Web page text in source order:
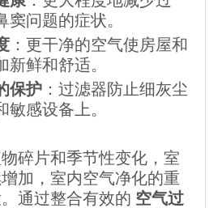
窦问题的症状。
：更干净的空气使房屋和
新鲜和舒适。
保护 ：过滤器防止细灰尘
敏感设备上。
碎片和季节性变化，室
加，室内空气净化的重
通过整合有效的 空气过